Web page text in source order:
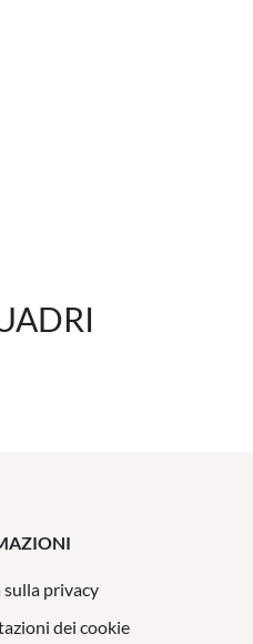
privacy
dei cookie